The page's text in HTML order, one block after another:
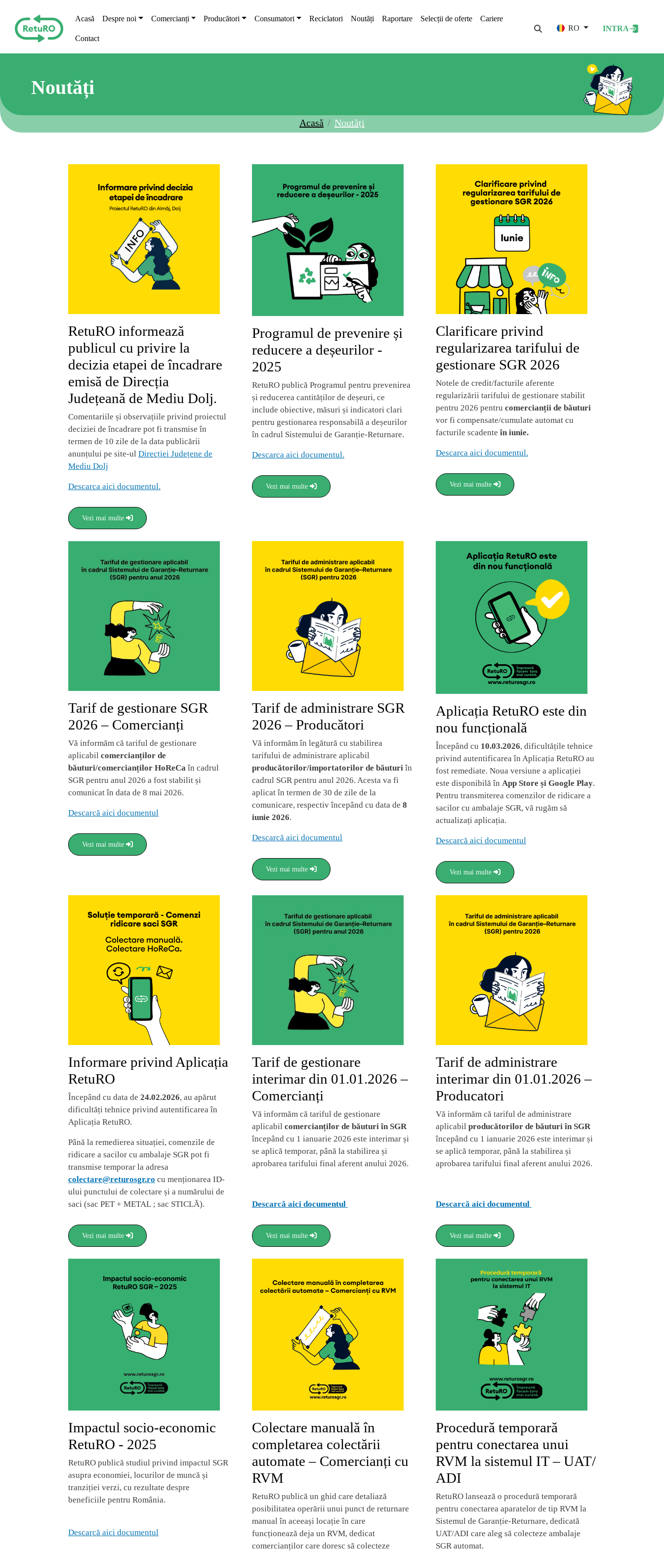
Main navigation
Acasă Despre noi Comercianți Producători Consumatori Reciclatori Noutăți Raportare Selecții de oferte Cariere
Contact
RO User
INTRA
Noutăți
Acasă Noutăți
RetuRO informează
publicul cu privire la
decizia etapei de încadrare
emisă de Direcția
Județeană de Mediu Dolj.
Comentariile și observațiile privind proiectul
deciziei de încadrare pot fi transmise în
termen de 10 zile de la data publicării
anunțului pe site-ul Direcției Județene de
Mediu Dolj
Descarca aici documentul.
Vezi mai multe
Programul de prevenire și
reducere a deșeurilor -
2025
RetuRO publică Programul pentru prevenirea
și reducerea cantităților de deșeuri, ce
include obiective, măsuri și indicatori clari
pentru gestionarea responsabilă a deșeurilor
în cadrul Sistemului de Garanție-Returnare.
Descarca aici documentul.
Vezi mai multe
Clarificare privind
regularizarea tarifului de
gestionare SGR 2026
Notele de credit/facturile aferente
regularizării tarifului de gestionare stabilit
pentru 2026 pentru comercianții de băuturi
vor fi compensate/cumulate automat cu
facturile scadenteîn iunie.
Descarca aici documentul.
Vezi mai multe
Tarif de gestionare SGR
2026 – Comercianți
Vă informăm că tariful de gestionare
aplicabil comercianților de
băuturi/comercianților HoReCaîn cadrul
SGR pentru anul 2026 a fost stabilit și
comunicat în data de 8 mai 2026.
Descarcă aici documentul
Vezi mai multe
Tarif de administrare SGR
2026 – Producători
Vă informăm în legătură cu stabilirea
tarifului de administrare aplicabil
producătorilor/importatorilor de băuturiîn
cadrul SGR pentru anul 2026. Acesta va fi
aplicat în termen de 30 de zile de la
comunicare, respectiv începând cu data de 8
iunie 2026.
Descarcă aici documentul
Vezi mai multe
Aplicația RetuRO este din
nou funcțională
Începând cu 10.03.2026, dificultățile tehnice
privind autentificarea în Aplicația RetuRO au
fost remediate. Noua versiune a aplicației
este disponibilă în App Store și Google Play.
Pentru transmiterea comenzilor de ridicare a
sacilor cu ambalaje SGR, vă rugăm să
actualizați aplicația.
Descarcă aici documentul
Vezi mai multe
Informare privind Aplicația
RetuRO
Începând cu data de 24.02.2026, au apărut
dificultăți tehnice privind autentificarea în
Aplicația RetuRO.
Până la remedierea situației, comenzile de
ridicare a sacilor cu ambalaje SGR pot fi
transmise temporar la adresa
colectare@returosgr.ro cu menționarea ID-
ului punctului de colectare și a numărului de
saci (sac PET + METAL ; sac STICLĂ).
Vezi mai multe
Tarif de gestionare
interimar din 01.01.2026 –
Comercianți
Vă informăm că tariful de gestionare
aplicabil comercianților de băuturi în SGR
începând cu 1 ianuarie 2026 este interimar și
se aplică temporar, până la stabilirea și
aprobarea tarifului final aferent anului 2026.
Descarcă aici documentul
Vezi mai multe
Tarif de administrare
interimar din 01.01.2026 –
Producatori
Vă informăm că tariful de administrare
aplicabil producătorilor de băuturi în SGR
începând cu 1 ianuarie 2026 este interimar și
se aplică temporar, până la stabilirea și
aprobarea tarifului final aferent anului 2026.
Descarcă aici documentul
Vezi mai multe
Impactul socio-economic
RetuRO - 2025
RetuRO publică studiul privind impactul SGR
asupra economiei, locurilor de muncă și
tranziției verzi, cu rezultate despre
beneficiile pentru România.
Descarcă aici documentul
Colectare manuală în
completarea colectării
automate – Comercianți cu
RVM
RetuRO publică un ghid care detaliază
posibilitatea operării unui punct de returnare
manual în aceeași locație în care
funcționează deja un RVM, dedicat
comercianților care doresc să colecteze
Procedură temporară
pentru conectarea unui
RVM la sistemul IT – UAT/
ADI
RetuRO lansează o procedură temporară
pentru conectarea aparatelor de tip RVM la
Sistemul de Garanție-Returnare, dedicată
UAT/ADI care aleg să colecteze ambalaje
SGR automat.